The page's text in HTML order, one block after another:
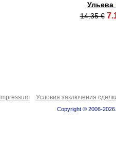
Ульева
14.35 €
Impressum Условия заключения
Copyright © 2006-